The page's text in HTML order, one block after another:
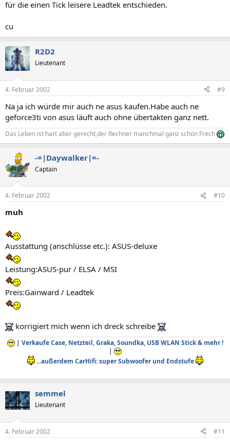
für die einen Tick leisere Leadtek entschieden.
cu
R2D2
Lieutenant
4. Februar 2002 #9
Na ja ich würde mir auch ne asus kaufen.Habe auch ne
geforce3ti von asus läuft auch ohne übertakten ganz nett.
Das Leben ist hart aber gerecht,der Rechner manchmal ganz schön Frech
-=|Daywalker|=-
Captain
4. Februar 2002 #10
muh
Ausstattung (anschlüsse etc.): ASUS-deluxe
Leistung:ASUS-pur / ELSA / MSI
Preis:Gainward / Leadtek
korrigiert mich wenn ich dreck schreibe
| Verkaufe Case, Netzteil, Graka, Soundka, USB WLAN Stick & mehr !
|
...außerdem CarHifi: super Subwoofer und Endstufe
semmel
Lieutenant
4. Februar 2002 #11